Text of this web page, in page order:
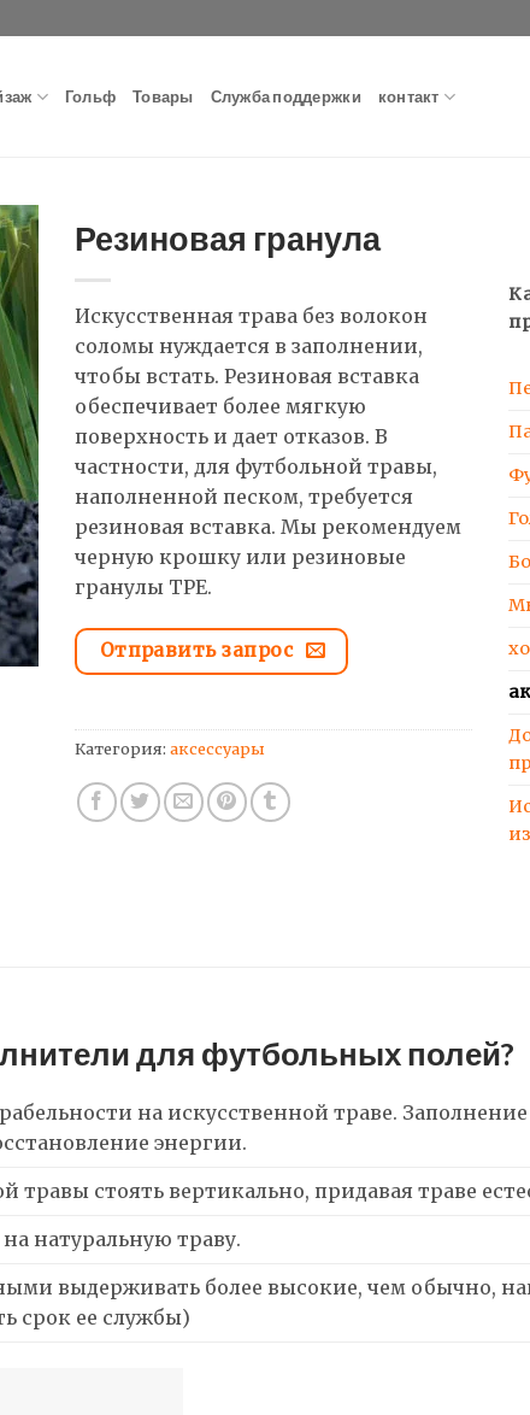
Гольф Товары Служба поддержки контакт
Резиновая гранула
Искусственная трава без волокон
соломы нуждается в заполнении,
чтобы встать. Резиновая вставка
обеспечивает более мягкую
поверхность и дает отказов. В
частности, для футбольной травы,
наполненной песком, требуется
резиновая вставка. Мы рекомендуем
черную крошку или резиновые
гранулы TPE.
Отправить запрос
Категория: аксессуары
для футбольных полей?
на искусственной траве. Заполнение
энергии.
травы стоять вертикально, придавая траве
натуральную траву.
выдерживать более высокие, чем обычно,
срок ее службы)